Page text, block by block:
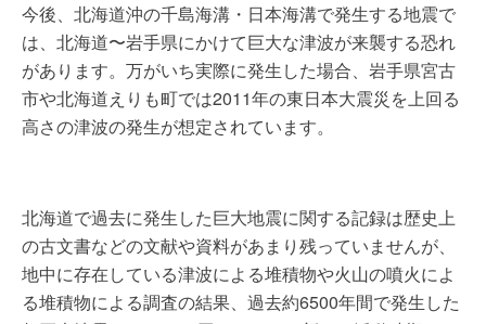
今後、北海道沖の千島海溝・日本海溝で発生する地震で
は、北海道〜岩手県にかけて巨大な津波が来襲する恐れ
があります。万がいち実際に発生した場合、岩手県宮古
市や北海道えりも町では2011年の東日本大震災を上回る
高さの津波の発生が想定されています。
北海道で過去に発生した巨大地震に関する記録は歴史上
の古文書などの文献や資料があまり残っていませんが、
地中に存在している津波による堆積物や火山の噴火によ
る堆積物による調査の結果、過去約6500年間で発生した